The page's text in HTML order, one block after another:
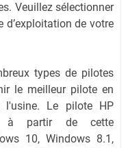
Veuillez sélectionner
d’exploitation de votre
types de pilotes
le meilleur pilote en
Le pilote HP
à partir de cette
10, Windows 8.1,